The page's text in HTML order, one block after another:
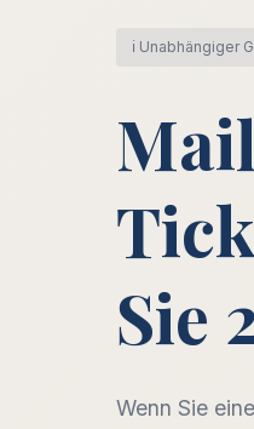
ℹ️ Unabhängiger
Sie
Wenn Sie